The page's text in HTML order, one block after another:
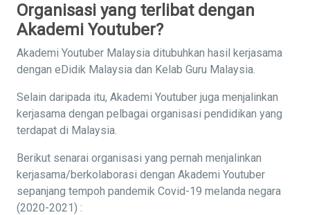
Organisasi yang terlibat dengan
Akademi Youtuber?
Akademi Youtuber Malaysia ditubuhkan hasil kerjasama
dengan eDidik Malaysia dan Kelab Guru Malaysia.
Selain daripada itu, Akademi Youtuber juga menjalinkan
kerjasama dengan pelbagai organisasi pendidikan yang
terdapat di Malaysia.
Berikut senarai organisasi yang pernah menjalinkan
kerjasama/berkolaborasi dengan Akademi Youtuber
sepanjang tempoh pandemik Covid-19 melanda negara
(2020-2021) :